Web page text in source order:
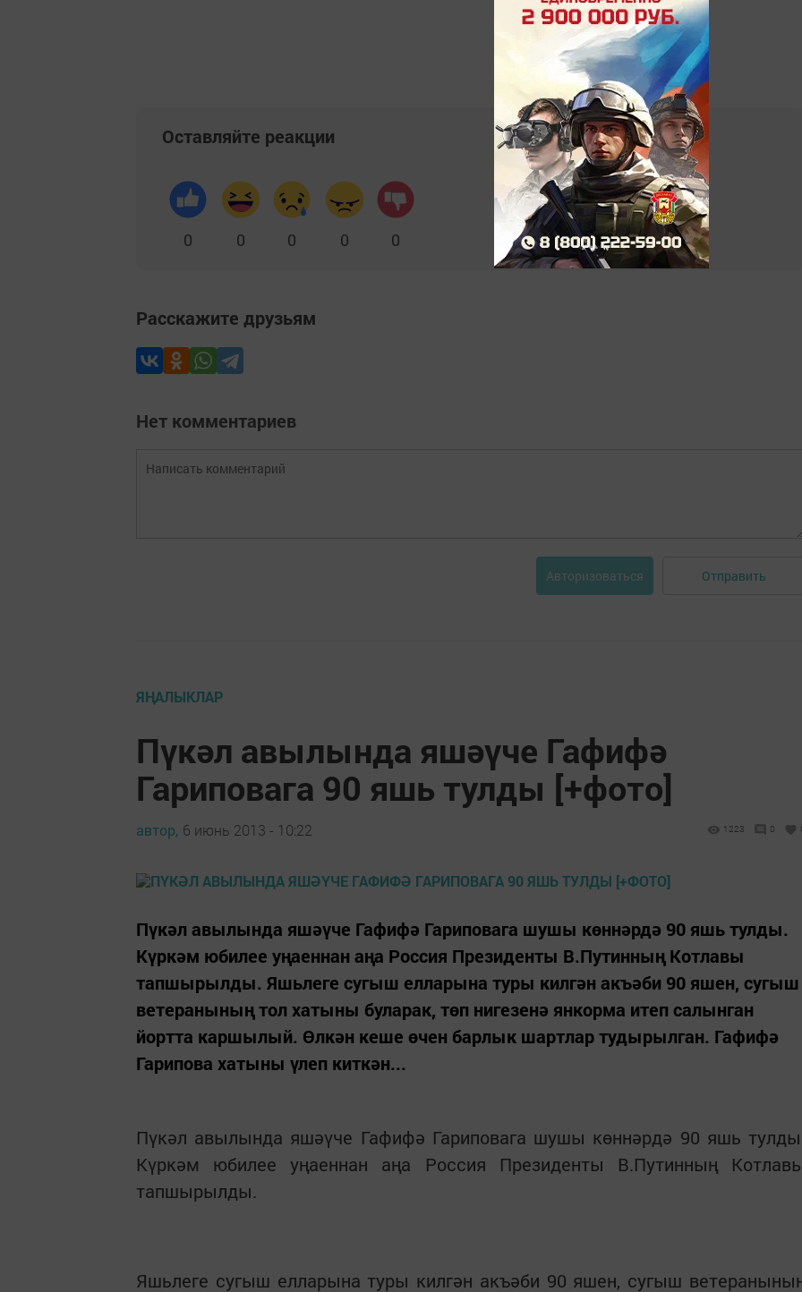
Оставляйте реакции
0 0 0 0 0
Расскажите друзьям
Нет комментариев
Авторизоваться Отправить
ЯҢАЛЫКЛАР
Пүкәл авылында яшәүче Гафифә
Гариповага 90 яшь тулды [+фото]
автор, 6 июнь 2013 - 10:22 1223 0
Пүкәл авылында яшәүче Гафифә Гариповага шушы көннәрдә 90 яшь тулды.
Күркәм юбилее уңаеннан аңа Россия Президенты В.Путинның Котлавы
тапшырылды. Яшьлеге сугыш елларына туры килгән акъәби 90 яшен, сугыш
ветеранының тол хатыны буларак, төп нигезенә янкорма итеп салынган
йортта каршылый. Өлкән кеше өчен барлык шартлар тудырылган. Гафифә
Гарипова хатыны үлеп киткән...
Пүкәл авылында яшәүче Гафифә Гариповага шушы көннәрдә 90 яшь
Күркәм юбилее уңаеннан аңа Россия Президенты В.Путинның
тапшырылды.
Яшьлеге сугыш елларына туры килгән акъәби 90 яшен, сугыш